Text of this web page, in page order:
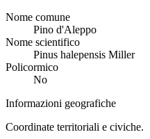
Nome comune
Pino d'Aleppo
Nome scientifico
Pinus halepensis Miller
Policormico
No
Informazioni geografiche
Coordinate territoriali e civiche.